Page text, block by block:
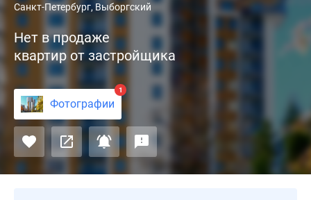
Жилой
комплекс
«Илмаринен»,
построенный
в
Выборгском
районе
Петербурга,
представляет
собой
финский
Санкт-Петербург, Выборгский
Нет в продаже
квартир от застройщика
Фотографии
1